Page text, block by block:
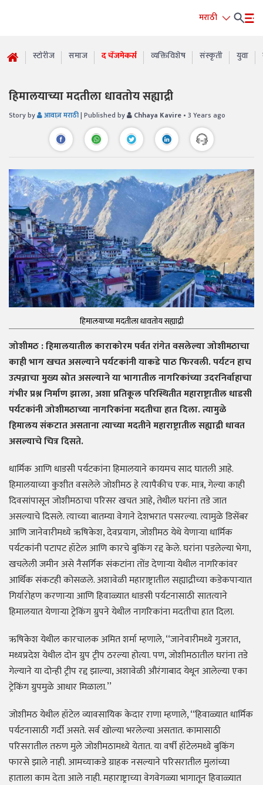
मराठी
स्टोरीज समाज द चेंजमेकर्स व्यक्तिविशेष संस्कृती युवा
हिमालयाच्या मदतीला धावतोय सह्याद्री
Story by आवाज़ मराठी| Published by Chhaya Kavire • 3 Years ago
हिमालयाच्या मदतीला धावतोय सह्याद्री
जोशीमठ : हिमालयातील काराकोरम पर्वत रांगेत वसलेल्या जोशीमठाचा
काही भाग खचत असल्याने पर्यटकांनी याकडे पाठ फिरवली. पर्यटन हाच
उत्पन्नाचा मुख्य स्रोत असल्याने या भागातील नागरिकांच्या उदरनिर्वाहाचा
गंभीर प्रश्न निर्माण झाला, अशा प्रतिकूल परिस्थितीत महाराष्ट्रातील धाडसी
पर्यटकांनी जोशीमठाच्या नागरिकांना मदतीचा हात दिला. त्यामुळे
हिमालय संकटात असताना त्याच्या मदतीने महाराष्ट्रातील सह्याद्री धावत
असल्याचे चित्र दिसते.
धार्मिक आणि धाडसी पर्यटकांना हिमालयाने कायमच साद घातली आहे.
हिमालयाच्या कुशीत वसलेले जोशीमठ हे त्यापैकीच एक. मात्र, गेल्या काही
दिवसांपासून जोशीमठाचा परिसर खचत आहे, तेथील घरांना तडे जात
असल्याचे दिसले. त्याच्या बातम्या वेगाने देशभरात पसरल्या. त्यामुळे डिसेंबर
आणि जानेवारीमध्ये ऋषिकेश, देवप्रयाग, जोशीमठ येथे येणाऱ्या धार्मिक
पर्यटकांनी पटापट हॉटेल आणि कारचे बुकिंग रद्द केले. घरांना पडलेल्या भेगा,
खचलेली जमीन असे नैसर्गिक संकटांना तोंड देणाऱ्या येथील नागरिकांवर
आर्थिक संकटही कोसळले. अशावेळी महाराष्ट्रातील सह्याद्रीच्या कडेकपाऱ्यात
गिर्यारोहण करणाऱ्या आणि हिवाळ्यात धाडसी पर्यटनासाठी सातत्याने
हिमालयात येणाऱ्या ट्रेकिंग ग्रुपने येथील नागरिकांना मदतीचा हात दिला.
ऋषिकेश येथील कारचालक अमित शर्मा म्हणाले, ‘‘जानेवारीमध्ये गुजरात,
मध्यप्रदेश येथील दोन ग्रुप ट्रीप ठरल्या होत्या. पण, जोशीमठातील घरांना तडे
गेल्याने या दोन्ही ट्रीप रद्द झाल्या, अशावेळी औरंगाबाद येथून आलेल्या एका
ट्रेकिंग ग्रुपमुळे आधार मिळाला.’’
जोशीमठ येथील हॉटेल व्यावसायिक केदार राणा म्हणाले, ‘‘हिवाळ्यात धार्मिक
पर्यटनासाठी गर्दी असते. सर्व खोल्या भरलेल्या असतात. कामासाठी
परिसरातील तरुण मुले जोशीमठामध्ये येतात. या वर्षी हॉटेलमध्ये बुकिंग
फारसे झाले नाही. आमच्याकडे ग्राहक नसल्याने परिसरातील मुलांच्या
हाताला काम देता आले नाही. महाराष्ट्राच्या वेगवेगळ्या भागातून हिवाळ्यात